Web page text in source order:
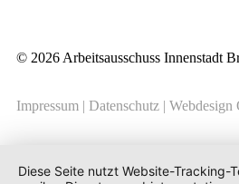
© 2026 Arbeitsausschuss Innenstadt
Impressum | Datenschutz | Webdesign
Diese Seite nutzt Website-Tracking-